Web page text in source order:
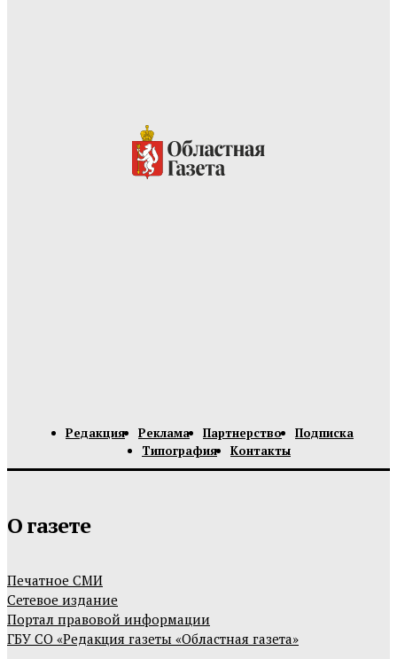
Редакция Реклама Партнерство
Подписка
Типография
Контакты
О газете
Печатное СМИ
Сетевое издание
Портал правовой информации
ГБУ СО «Редакция газеты «Областная газета»